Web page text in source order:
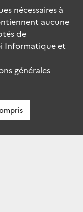
nécessaires à
aucune
de
Informatique et
générales